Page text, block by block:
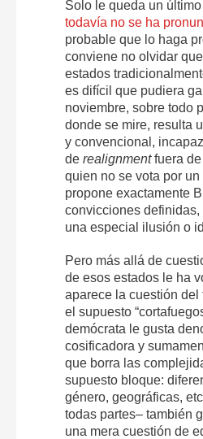
Solo le queda un
todavía no se ha
probable que lo haga
conviene no olvidar
estados
es difícil que pudiera
noviembre, sobre todo
donde se mire, resulta
y convencional,
de realignmentfuera de
quien no se vota por
propone exactamente
convicciones
una especial ilusión o
Pero más allá de
de esos estados le ha
aparece la cuestión del
el supuesto
demócrata le gusta
cosificadora y
que borra las
supuesto bloque:
género, geográficas,
todas partes– también
una mera cuestión de